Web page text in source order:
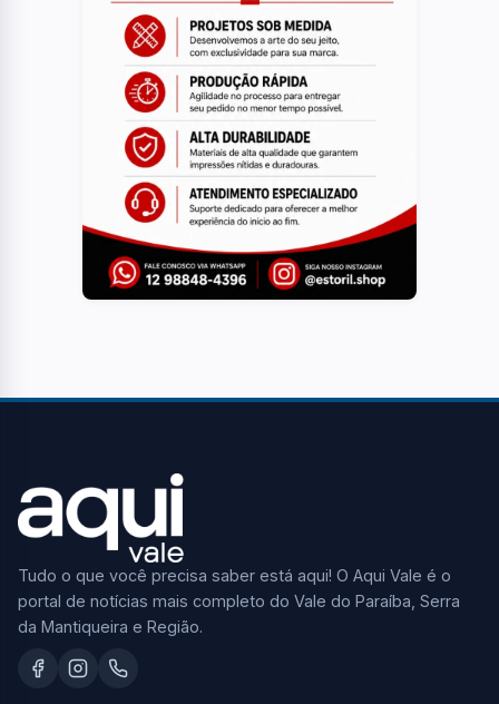
Tudo o que você precisa saber está aqui! O Aqui Vale é o
portal de notícias mais completo do Vale do Paraíba, Serra
da Mantiqueira e Região.